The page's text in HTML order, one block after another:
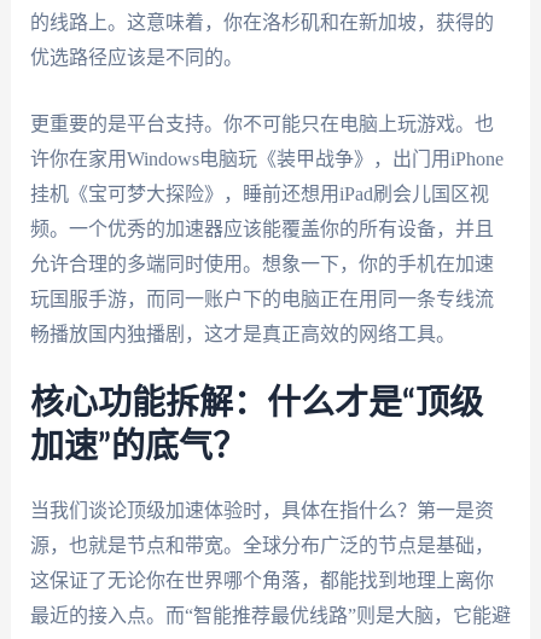
的线路上。这意味着，你在洛杉矶和在新加坡，获得的
优选路径应该是不同的。
更重要的是平台支持。你不可能只在电脑上玩游戏。也
许你在家用Windows电脑玩《装甲战争》，出门用iPhone
挂机《宝可梦大探险》，睡前还想用iPad刷会儿国区视
频。一个优秀的加速器应该能覆盖你的所有设备，并且
允许合理的多端同时使用。想象一下，你的手机在加速
玩国服手游，而同一账户下的电脑正在用同一条专线流
畅播放国内独播剧，这才是真正高效的网络工具。
核心功能拆解：什么才是“顶级
加速”的底气？
当我们谈论顶级加速体验时，具体在指什么？第一是资
源，也就是节点和带宽。全球分布广泛的节点是基础，
这保证了无论你在世界哪个角落，都能找到地理上离你
最近的接入点。而“智能推荐最优线路”则是大脑，它能避